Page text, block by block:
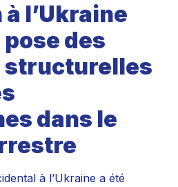
l’Ukraine
des
dans le
à l’Ukraine a été